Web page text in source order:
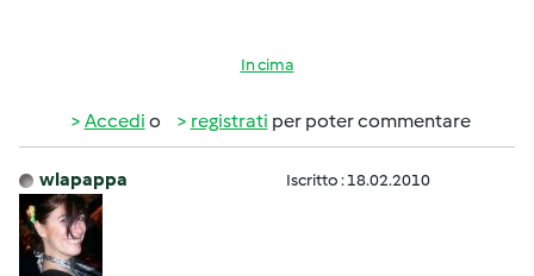
In cima
Accedi o registrati per poter commentare
wlapappa Iscritto : 18.02.2010